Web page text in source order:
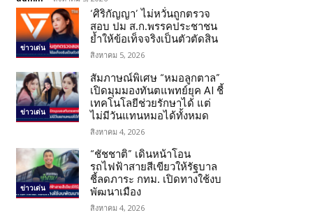
ข่าวเด่น
‘ศิริกัญญา’ ไม่หวั่นถูกตรวจ
สอบ ปม ส.ก.พรรคประชาชน
ย้ำให้ข้อเท็จจริงเป็นตัวตัดสิน
สิงหาคม 5, 2026
ข่าวเด่น
สัมภาษณ์พิเศษ “หมอลูกตาล”
เปิดมุมมองทันตแพทย์ยุค AI ชี้
เทคโนโลยีช่วยรักษาได้ แต่
ไม่มีวันแทนหมอได้ทั้งหมด
สิงหาคม 4, 2026
ข่าวเด่น
“ชัชชาติ” เดินหน้าโอน
รถไฟฟ้าสายสีเขียวให้รัฐบาล
ชี้ลดภาระ กทม. เปิดทางใช้งบ
พัฒนาเมือง
สิงหาคม 4, 2026